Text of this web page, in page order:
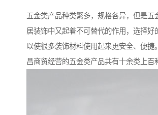
五金类产品种类繁多，规格各异，但是五
居装饰中又起着不可替代的作用，选择好
以使很多装饰材料使用起来更安全、便捷
昌商贸经营的五金类产品共有十余类上百